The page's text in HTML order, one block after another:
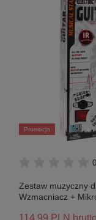
Promocja
0
Zestaw muzyczny
Wzmacniacz +